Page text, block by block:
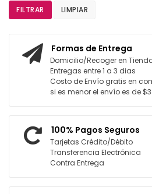
FILTRAR LIMPIAR
Formas de Entrega
Domicilio/Recoger en
Entregas entre 1 a 3 dias
Costo de Envío gratis en
si es menor el envío es de
100% Pagos Seguros
Tarjetas Crédito/Débito
Transferencia Electrónica
Contra Entrega